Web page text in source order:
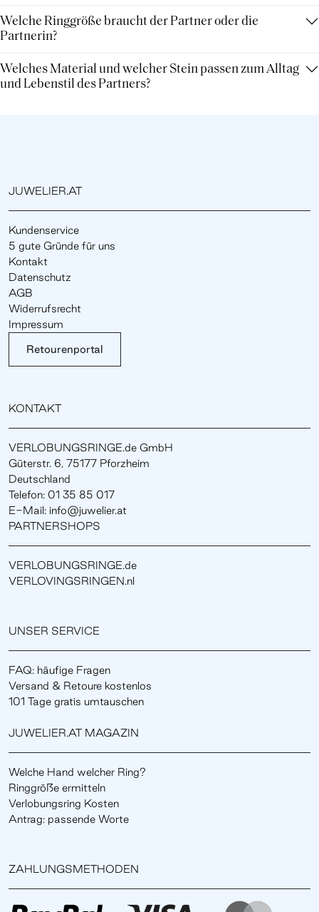
Welche Ringgröße braucht der Partner oder die
Partnerin?
Welches Material und welcher Stein passen zum Alltag
und Lebenstil des Partners?
JUWELIER.AT
Kundenservice
5 gute Gründe für uns
Kontakt
Datenschutz
AGB
Widerrufsrecht
Impressum
Retourenportal
KONTAKT
VERLOBUNGSRINGE.de GmbH
Güterstr. 6, 75177 Pforzheim
Deutschland
Telefon: 01 35 85 017
E-Mail: info@juwelier.at
PARTNERSHOPS
VERLOBUNGSRINGE.de
VERLOVINGSRINGEN.nl
UNSER SERVICE
FAQ: häufige Fragen
Versand & Retoure kostenlos
101 Tage gratis umtauschen
JUWELIER.AT MAGAZIN
Welche Hand welcher Ring?
Ringgröße ermitteln
Verlobungsring Kosten
Antrag: passende Worte
ZAHLUNGSMETHODEN